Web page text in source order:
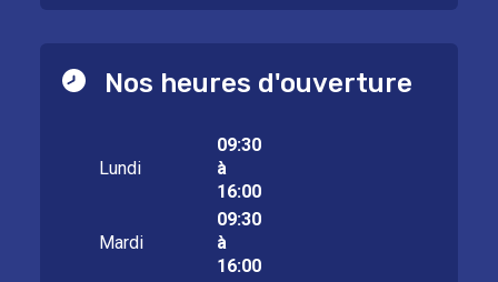
Nos heures d'ouverture
Lundi
09:30
à
16:00
Mardi
09:30
à
16:00